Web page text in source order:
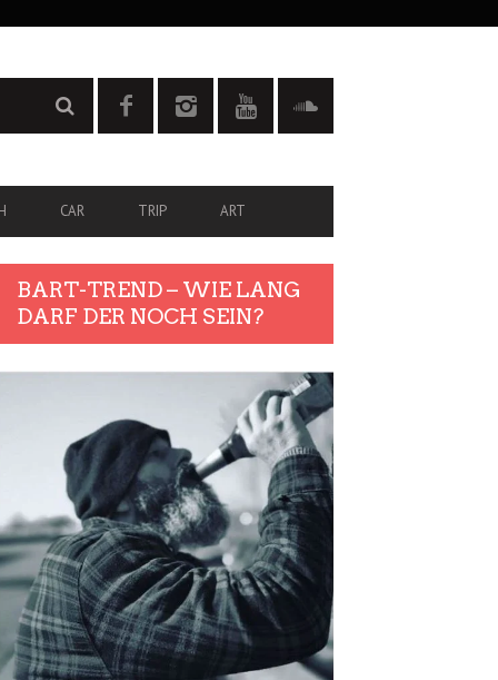
CAR TRIP ART
BART-TREND – WIE LANG
DARF DER NOCH SEIN?